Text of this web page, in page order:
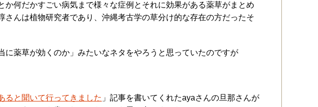
か何だかすごい病気まで様々な症例とそれに効果がある薬草がまとめ
さんは植物研究者であり、沖縄考古学の草分け的な存在の方だったそ
に薬草が効くのか」みたいなネタをやろうと思っていたのですが
ると聞いて行ってきました 」記事を書いてくれたayaさんの旦那さんが